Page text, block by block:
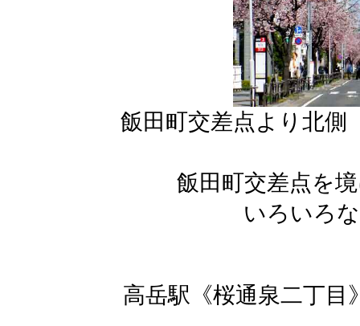
飯田町交差点より北側
飯田町交差点を
いろいろ
高岳駅《桜通泉二丁目